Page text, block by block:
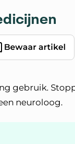
Bewaar artikel
gebruik.
neuroloog.